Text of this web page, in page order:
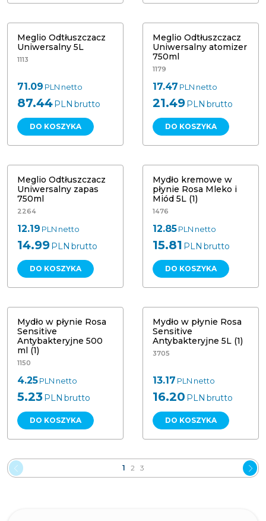
Meglio Odtłuszczacz
Uniwersalny 5L
1113
71.09 PLN netto
87.44PLN brutto
DO KOSZYKA
Meglio Odtłuszczacz Uniwersalny
Meglio Odtłuszczacz
Uniwersalny atomizer
750ml
1179
17.47 PLN netto
21.49PLN brutto
DO KOSZYKA
Meglio Odtłuszczacz Uniwersalny
Meglio Odtłuszczacz
Uniwersalny zapas
750ml
2264
12.19 PLN netto
14.99PLN brutto
DO KOSZYKA
Mydło kremowe w płynie Rosa
Mydło kremowe w
płynie Rosa Mleko i
Miód 5L (1)
1476
12.85PLN netto
15.81 PLN brutto
DO KOSZYKA
Mydło w płynie Rosa Sensitive
Mydło w płynie Rosa
Sensitive
Antybakteryjne 500
ml (1)
1150
4.25PLN netto
5.23PLN brutto
DO KOSZYKA
Mydło w płynie Rosa Sensitive
Mydło w płynie Rosa
Sensitive
Antybakteryjne 5L (1)
3705
13.17 PLN netto
16.20 PLN brutto
DO KOSZYKA
1 2 3